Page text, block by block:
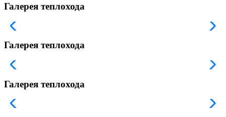
Галерея теплохода
Галерея теплохода
Галерея теплохода